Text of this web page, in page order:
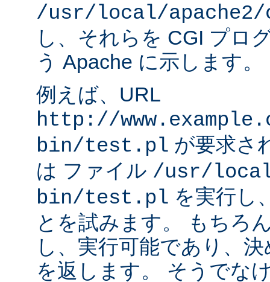
/usr/local/
し、それらを CGI プロ
う Apache に示します。
例えば、URL
http://
bin/test.pl が要求さ
は ファイル /usr/
bin/test.pl を実行し
とを試みます。 もちろ
し、実行可能であり、
を返します。 そうでな